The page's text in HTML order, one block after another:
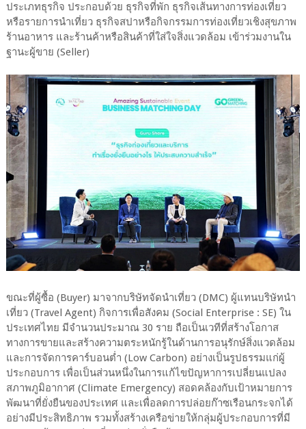
ประเภทธุรกิจ ประกอบด้วย ธุรกิจที่พัก ธุรกิจเส้นทางการท่องเที่ยว
หรือรายการนำเที่ยว ธุรกิจสปาหรือกิจกรรมการท่องเที่ยวเชิงสุขภาพ
ร้านอาหาร และร้านค้าหรือสินค้าที่ใส่ใจสิ่งแวดล้อม เข้าร่วมงานใน
ฐานะผู้ขาย (Seller)
ขณะที่ผู้ซื้อ (Buyer) มาจากบริษัทจัดนำเที่ยว (DMC) ผู้แทนบริษัทนำ
เที่ยว (Travel Agent) กิจการเพื่อสังคม (Social Enterprise : SE) ใน
ประเทศไทย มีจำนวนประมาณ 30 ราย ถือเป็นเวทีที่สร้างโอกาส
ทางการขายและสร้างความตระหนักรู้ในด้านการอนุรักษ์สิ่งแวดล้อม
และการจัดการคาร์บอนต่ำ (Low Carbon) อย่างเป็นรูปธรรมแก่ผู้
ประกอบการ เพื่อเป็นส่วนหนึ่งในการแก้ไขปัญหาการเปลี่ยนแปลง
สภาพภูมิอากาศ (Climate Emergency) สอดคล้องกับเป้าหมายการ
พัฒนาที่ยั่งยืนของประเทศ และเพื่อลดการปล่อยก๊าซเรือนกระจกได้
อย่างมีประสิทธิภาพ รวมทั้งสร้างเครือข่ายให้กลุ่มผู้ประกอบการที่มี